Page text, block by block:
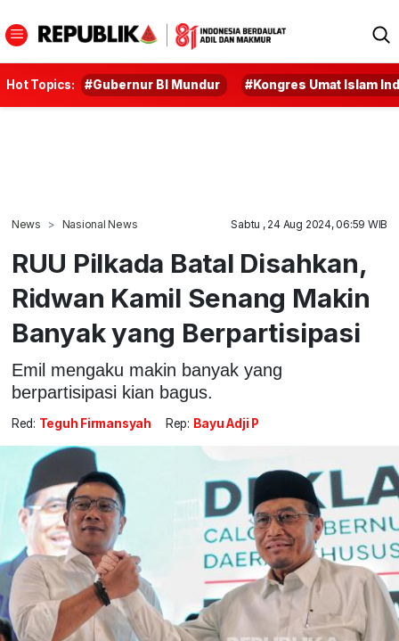
Hot Topics: #Gubernur BI Mundur #Kongres Umat Islam
News Nasional News Sabtu , 24 Aug 2024, 06:59 WIB
RUU Pilkada Batal Disahkan,
Ridwan Kamil Senang Makin
Banyak yang Berpartisipasi
Emil mengaku makin banyak yang
berpartisipasi kian bagus.
Red: Teguh Firmansyah Rep: Bayu Adji P